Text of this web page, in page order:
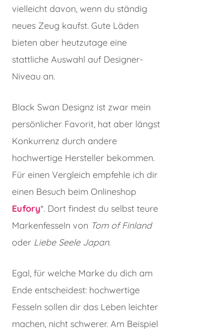
vielleicht davon, wenn du ständig
neues Zeug kaufst. Gute Läden
bieten aber heutzutage eine
stattliche Auswahl auf Designer-
Niveau an.
Black Swan Designz ist zwar mein
persönlicher Favorit, hat aber längst
Konkurrenz durch andere
hochwertige Hersteller bekommen.
Für einen Vergleich empfehle ich dir
einen Besuch beim Onlineshop
Eufory*. Dort findest du selbst teure
Markenfesseln von Tom of Finland
oder Liebe Seele Japan.
Egal, für welche Marke du dich am
Ende entscheidest: hochwertige
Fesseln sollen dir das Leben leichter
machen, nicht schwerer. Am Beispiel